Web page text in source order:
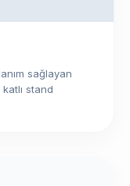
sağlayan
stand